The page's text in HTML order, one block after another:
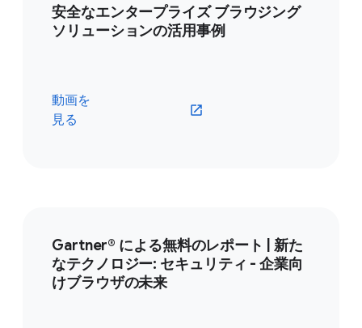
安全なエンタープライズ ブラウジング
ソリューションの活用事例
動画を
見る
Gartner® による無料のレポート | 新た
なテクノロジー: セキュリティ - 企業向
けブラウザの未来